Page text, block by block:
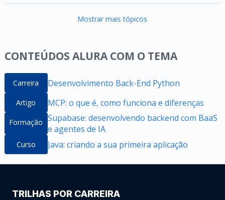
Mostrar mais tópicos
CONTEÚDOS ALURA COM O TEMA
Carreira Desenvolvimento Back-End Python
Artigo MCP: o que é, como funciona e diferenças
Formação Supabase: desenvolvendo backend com BaaS
e agentes de IA
Curso Java: criando a sua primeira aplicação
TRILHAS POR CARREIRA